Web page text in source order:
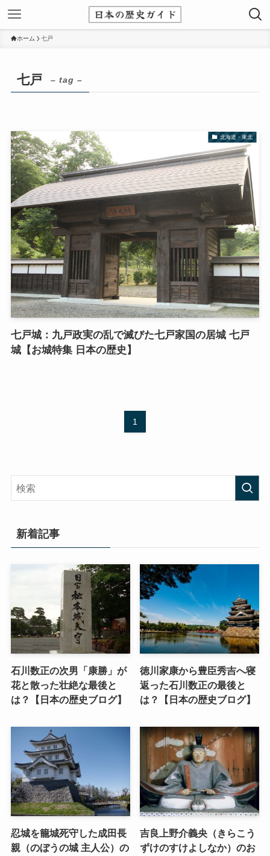
ホーム 七戸
七戸 – tag –
北海道・東北
七戸城：九戸政実の乱で滅びた七戸家国の居城 七戸
城【お城特集 日本の歴史】
1
新着記事
石川数正の次男「康勝」が
花と散った壮絶な最後と
は？【日本の歴史ブログ】
徳川家康から豊臣秀吉へ寝
返った石川数正の最後と
は？【日本の歴史ブログ】
忍城を籠城死守した成田長
親（のぼうの城 主人公）の
吉良上野介義央（きらこう
ずけのすけよしなか）のお